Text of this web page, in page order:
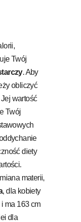
Twój
. Aby
obliczyć
wartość
Twój
diety
materii,
, dla kobiety
ma 163 cm
dla